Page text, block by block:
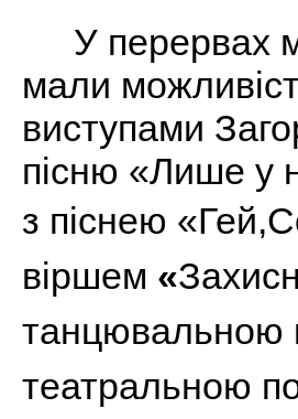
У перервах
мали
виступами
пісню «Лише у
з піснею
віршем «
танцювальною
театральною